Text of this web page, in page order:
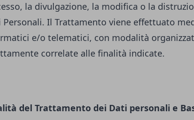
la divulgazione, la modifica o la
Personali. Il Trattamento viene effettuato
e/o telematici, con modalità
correlate alle finalità indicate.
del Trattamento dei Dati personali e